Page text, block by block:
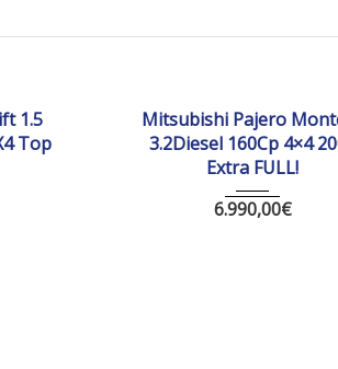
1.5
Top
Mitsubishi Pajero
3.2Diesel 160Cp 4×4
Extra FULL!
6.990,00€